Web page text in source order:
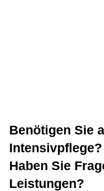
Benötigen Sie
Intensivpflege?
Haben Sie
Leistungen?